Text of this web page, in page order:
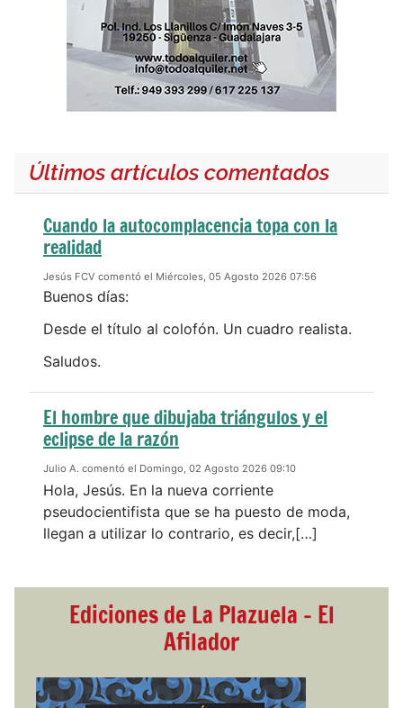
Últimos artículos comentados
Cuando la autocomplacencia topa con la
realidad
Jesús FCV comentó el Miércoles, 05 Agosto 2026 07:56
Buenos días:
Desde el título al colofón. Un cuadro realista.
Saludos.
El hombre que dibujaba triángulos y el
eclipse de la razón
Julio A. comentó el Domingo, 02 Agosto 2026 09:10
Hola, Jesús. En la nueva corriente
pseudocientifista que se ha puesto de moda,
llegan a utilizar lo contrario, es decir,[…]
Ediciones de La Plazuela - El
Afilador